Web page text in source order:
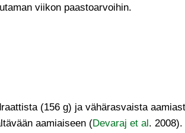
viikon paastoarvoihin.
(156 g) ja vähärasvaista
aamiaiseen (Devaraj et al. 2008).